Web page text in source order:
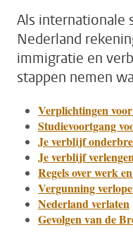
Als internationale
Nederland
immigratie en
stappen nemen
Verplichtingen
Studievoortgang
Je verblijf
Je verblijf
Regels over werk
Vergunning
Nederland verlaten
Gevolgen van de